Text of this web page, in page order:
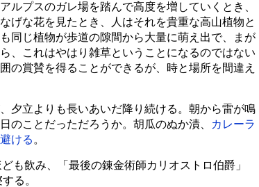
ルプスのガレ場を踏んで高度を増していくとき、
げな花を見たとき、人はそれを貴重な高山植物と
同じ植物が歩道の隙間から大量に萌え出で、まが
、これはやはり雑草ということになるのではない
の賞賛を得ることができるが、時と場所を間違え
夕立よりも長いあいだ降り続ける。朝から雷が鳴
のことだっただろうか。胡瓜のぬか漬、
カレーラ
ける 。
も飲み、「最後の錬金術師カリオストロ伯爵」
る。